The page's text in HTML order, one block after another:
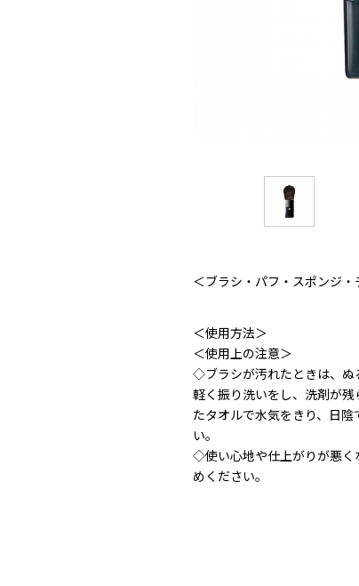
＜ブラシ・パフ・スポンジ
＜使用方法＞
＜使用上の注意＞
◇ブラシが汚れたときは、ぬ
軽く振り洗いをし、洗剤が
たタオルで水気をきり、日
い。
◇使い心地や仕上がりが悪く
めください｡